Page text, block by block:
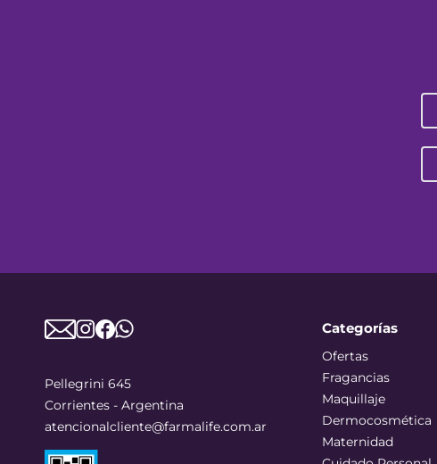
Pellegrini 645
Corrientes - Argentina
atencionalcliente@farmalife.com.ar
Categorías
Ofertas
Fragancias
Maquillaje
Dermocosmética
Maternidad